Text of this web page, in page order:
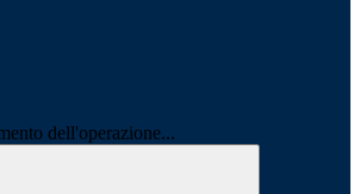
dell'operazione...